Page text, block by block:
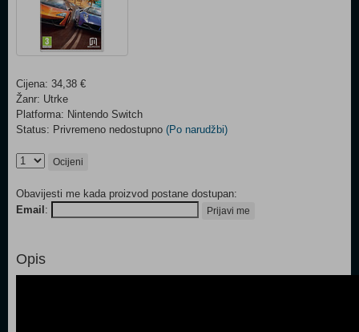
Cijena: 34,38 €
Žanr: Utrke
Platforma: Nintendo Switch
Status: Privremeno nedostupno (Po narudžbi)
Ocijeni
Obavijesti me kada proizvod postane dostupan:
Email : Prijavi me
Opis